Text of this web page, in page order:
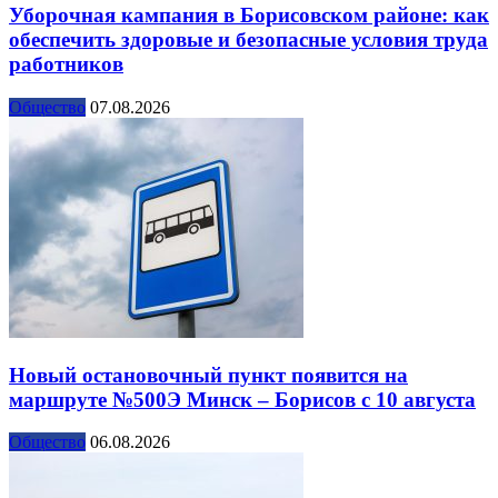
Уборочная кампания в Борисовском районе: как
обеспечить здоровые и безопасные условия труда
работников
Общество 07.08.2026
Новый остановочный пункт появится на
маршруте №500Э Минск – Борисов с 10 августа
Общество 06.08.2026